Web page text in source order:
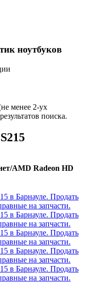
ноутбуков
менее 2-ух
поиска.
AMD Radeon HD